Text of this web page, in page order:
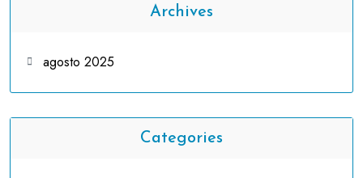
Archives
agosto 2025
Categories